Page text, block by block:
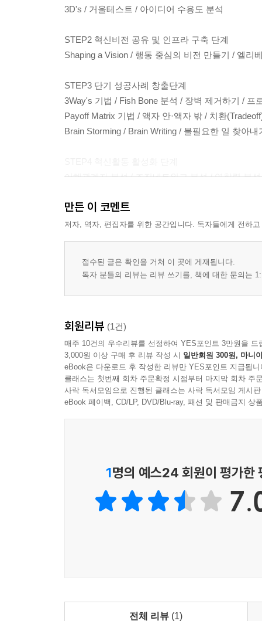
3D's / 거울테스트 / 아이디어 수용도 분석
STEP2 혁신비전 공유 및 인프라 구축 단계
Shaping a Vision / 행동 중심의 비전 만들기 / 엘리
STEP3 단기 성공사례 창출단계
3Way's 기법 / Fish Bone 분석 / 장벽 제거하기 / 프
Payoff Matrix 기법 / 액자 안·액자 밖 / 치환
Brain Storming / Brain Writing / 불필요한 일 찾아
이해관계자 분석 / 조직네트워크 분석 / 영향력 분
STEP5 지속체계 구축 단계
진척상황표 / 혁신 체크리스트 / 인사시스템과 조직
만든 이 코멘트
저자, 역자, 편집자를 위한 공간입니다. 독자들에게 전하
접수된 글은 확인을 거쳐 이 곳에 게재됩니다.
독자 분들의 리뷰는 리뷰 쓰기를, 책에 대한 문의는
회원리뷰 (1건)
매주 10건의 우수리뷰를 선정하여 YES포인트 3만원을 드
3,000원 이상 구매 후 리뷰 작성 시 일반회원 300원, 마니
eBook은 다운로드 후 작성한 리뷰만 YES포인트 지급됩니
클래스는 첫번째 회차 주문확정 시점부터 마지막 회차 주
사락 독서모임으로 진행된 클래스는 사락 독서모임 게시
eBook 페이백, CD/LP, DVD/Blu-ray, 패션 및 판매금지 상
1명의 예스24 회원이 평가한
전체 리뷰 (1)